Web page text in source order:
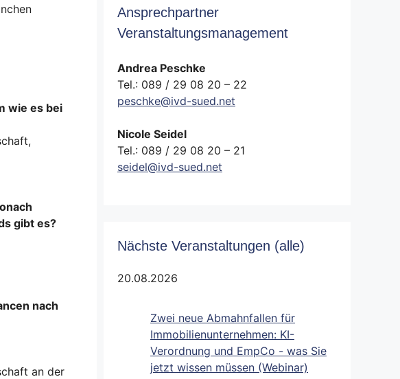
wie es bei
gibt es?
nach
an der
Ansprechpartner
Veranstaltungsmanagement
Andrea Peschke
Tel.: 089 / 29 08 20 – 22
peschke@ivd-sued.net
Nicole Seidel
Tel.: 089 / 29 08 20 – 21
seidel@ivd-sued.net
Nächste Veranstaltungen (alle)
20.08.2026
Zwei neue Abmahnfallen für
Immobilienunternehmen: KI-
Verordnung und EmpCo - was Sie
jetzt wissen müssen (Webinar)